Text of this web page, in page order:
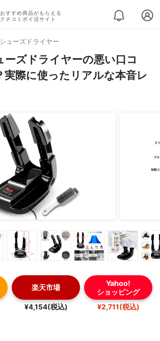
おすすめ商品がもらえる
クチコミポイ活サイト
シューズドライヤー
ーズドライヤーの悪い口コ
実際に使ったリアルな本音レ
楽天市場
¥4,154(税込)
Yahoo!
ショッピング
¥2,711(税込)